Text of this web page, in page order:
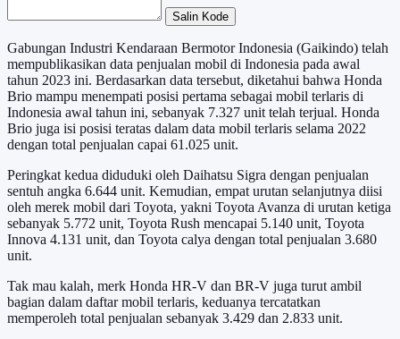
Salin Kode
Gabungan Industri Kendaraan Bermotor Indonesia (Gaikindo) telah
mempublikasikan data penjualan mobil di Indonesia pada awal
tahun 2023 ini. Berdasarkan data tersebut, diketahui bahwa Honda
Brio mampu menempati posisi pertama sebagai mobil terlaris di
Indonesia awal tahun ini, sebanyak 7.327 unit telah terjual. Honda
Brio juga isi posisi teratas dalam data mobil terlaris selama 2022
dengan total penjualan capai 61.025 unit.
Peringkat kedua diduduki oleh Daihatsu Sigra dengan penjualan
sentuh angka 6.644 unit. Kemudian, empat urutan selanjutnya diisi
oleh merek mobil dari Toyota, yakni Toyota Avanza di urutan ketiga
sebanyak 5.772 unit, Toyota Rush mencapai 5.140 unit, Toyota
Innova 4.131 unit, dan Toyota calya dengan total penjualan 3.680
unit.
Tak mau kalah, merk Honda HR-V dan BR-V juga turut ambil
bagian dalam daftar mobil terlaris, keduanya tercatatkan
memperoleh total penjualan sebanyak 3.429 dan 2.833 unit.